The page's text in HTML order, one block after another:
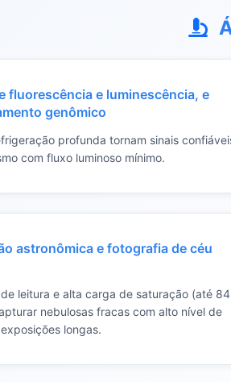
fluorescência e luminescência, e
genômico
profunda tornam sinais
com fluxo luminoso mínimo.
astronômica e fotografia de céu
leitura e alta carga de saturação (até 84
nebulosas fracas com alto nível de
longas.